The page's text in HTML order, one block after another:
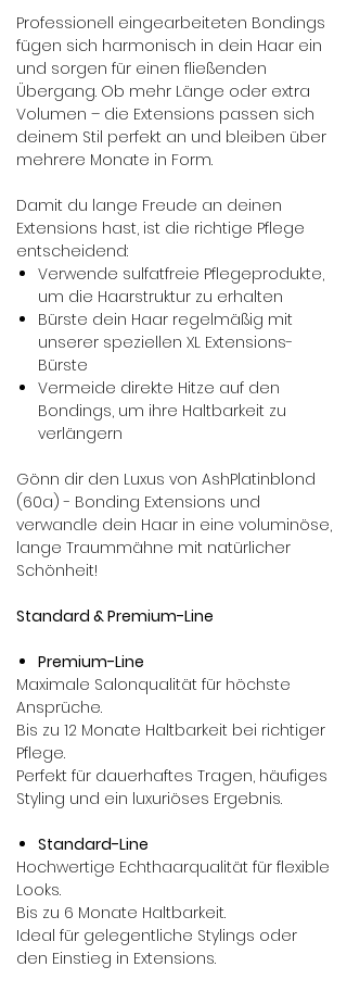
Professionell eingearbeiteten Bondings
fügen sich harmonisch in dein Haar ein
und sorgen für einen fließenden
Übergang. Ob mehr Länge oder extra
Volumen – die Extensions passen sich
deinem Stil perfekt an und bleiben über
mehrere Monate in Form.
Damit du lange Freude an deinen
Extensions hast, ist die richtige Pflege
entscheidend:
Verwende sulfatfreie Pflegeprodukte,
um die Haarstruktur zu erhalten
Bürste dein Haar regelmäßig mit
unserer speziellen XL Extensions-
Bürste
Vermeide direkte Hitze auf den
Bondings, um ihre Haltbarkeit zu
verlängern
Gönn dir den Luxus von AshPlatinblond
(60a) - Bonding Extensions und
verwandle dein Haar in eine voluminöse,
lange Traummähne mit natürlicher
Schönheit!
Standard & Premium-Line
Premium-Line
Maximale Salonqualität für höchste
Ansprüche.
Bis zu 12 Monate Haltbarkeit bei richtiger
Pflege.
Perfekt für dauerhaftes Tragen, häufiges
Styling und ein luxuriöses Ergebnis.
Standard-Line
Hochwertige Echthaarqualität für flexible
Looks.
Bis zu 6 Monate Haltbarkeit.
Ideal für gelegentliche Stylings oder
den Einstieg in Extensions.